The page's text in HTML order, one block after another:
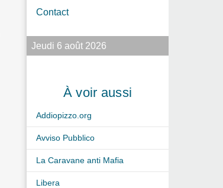
Contact
Jeudi 6 août 2026
À voir aussi
Addiopizzo.org
Avviso Pubblico
La Caravane anti Mafia
Libera